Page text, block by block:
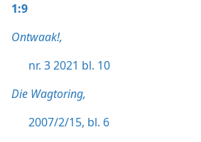
1:9
Ontwaak!,
nr. 3 2021 bl. 10
Die Wagtoring,
2007/2/15, bl. 6